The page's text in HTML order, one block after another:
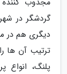
گردشگر در
دیگری هم در
ترتیب آن ها
پلنگ، انواع